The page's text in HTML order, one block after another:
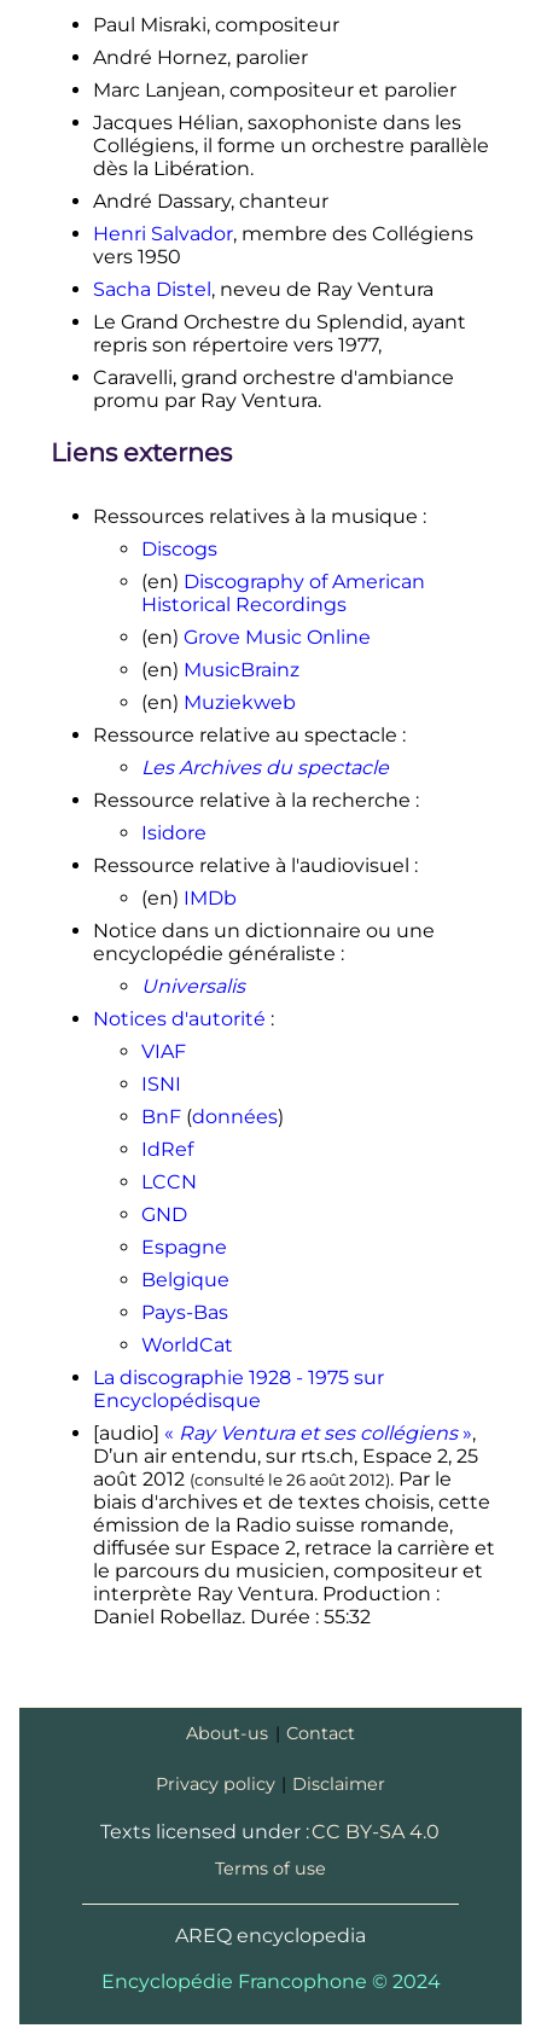
↑« Le Hall de la chanson
Hall de la chanson (consulté le
2020 ).
↑« Sacha Distel » (consulté le 17 octobre
2017)
↑Jacques Hélian,Les Grands
Orchestres de music-hall en France
paru en 1984 chez Filipacchi.
↑« MORT DU CHEF D'ORCHESTRE
AIME BARELLI
Le Soir Plus
melody.tv/actualites-
musicales… »(Archive.org•Wikiwix•
Archive.is•Google• Que faire?)
Paul Misraki, compositeur
André Hornez, parolier
Marc Lanjean, compositeur et parolier
Jacques Hélian, saxophoniste dans les
Collégiens, il forme un orchestre parallèle
dès la Libération.
André Dassary, chanteur
Henri Salvador, membre des Collégiens
vers 1950
Sacha Distel, neveu de Ray Ventura
Le Grand Orchestre du Splendid, ayant
repris son répertoire vers 1977,
Caravelli, grand orchestre d'ambiance
promu par Ray Ventura.
Liens externes
Ressources relatives à la musique :
Discogs
(en) Discography of American
Historical Recordings
(en) Grove Music Online
(en) MusicBrainz
(en) Muziekweb
Ressource relative au spectacle :
Les Archives du spectacle
Ressource relative à la recherche :
Isidore
Ressource relative à l'audiovisuel :
(en) IMDb
Notice dans un dictionnaire ou une
encyclopédie généraliste :
Universalis
Notices d'autorité :
VIAF
ISNI
BnF(données)
IdRef
LCCN
GND
Espagne
Belgique
Pays-Bas
WorldCat
La discographie 1928 - 1975 sur
Encyclopédisque
[audio] « Ray Ventura et ses collégiens»,
D’un air entendu, sur rts.ch, Espace 2, 25
août 2012 (consulté le26 août 2012). Par le
biais d'archives et de textes choisis, cette
émission de la Radio suisse romande,
diffusée sur Espace 2, retrace la carrière et
le parcours du musicien, compositeur et
interprète Ray Ventura. Production :
Daniel Robellaz. Durée : 55:32
About-us Contact
Privacy policy | Disclaimer
Texts licensed under :CC BY-SA 4.0
Terms of use
AREQ encyclopedia
Encyclopédie Francophone © 2024